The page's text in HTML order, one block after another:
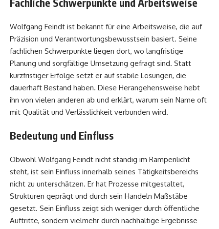
Fachliche Schwerpunkte und Arbeitsweise
Wolfgang Feindt ist bekannt für eine Arbeitsweise, die auf
Präzision und Verantwortungsbewusstsein basiert. Seine
fachlichen Schwerpunkte liegen dort, wo langfristige
Planung und sorgfältige Umsetzung gefragt sind. Statt
kurzfristiger Erfolge setzt er auf stabile Lösungen, die
dauerhaft Bestand haben. Diese Herangehensweise hebt
ihn von vielen anderen ab und erklärt, warum sein Name oft
mit Qualität und Verlässlichkeit verbunden wird.
Bedeutung und Einfluss
Obwohl Wolfgang Feindt nicht ständig im Rampenlicht
steht, ist sein Einfluss innerhalb seines Tätigkeitsbereichs
nicht zu unterschätzen. Er hat Prozesse mitgestaltet,
Strukturen geprägt und durch sein Handeln Maßstäbe
gesetzt. Sein Einfluss zeigt sich weniger durch öffentliche
Auftritte, sondern vielmehr durch nachhaltige Ergebnisse